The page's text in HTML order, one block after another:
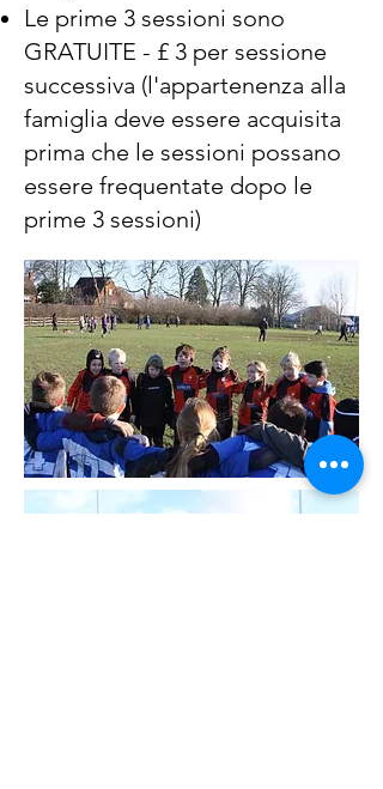
Le prime 3 sessioni sono
GRATUITE - £ 3 per sessione
successiva (l'appartenenza alla
famiglia deve essere acquisita
prima che le sessioni possano
essere frequentate dopo le
prime 3 sessioni)